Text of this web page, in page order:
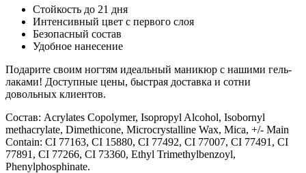
Стойкость до 21 дня
Интенсивный цвет с первого слоя
Безопасный состав
Удобное нанесение
Подарите своим ногтям идеальный маникюр с нашими гель-
лаками! Доступные цены, быстрая доставка и сотни
довольных клиентов.
Состав: Acrylates Copolymer, Isopropyl Alcohol, Isobornyl
methacrylate, Dimethicone, Microcrystalline Wax, Mica, +/- Main
Contain: CI 77163, CI 15880, CI 77492, CI 77007, CI 77491, CI
77891, CI 77266, CI 73360, Ethyl Trimethylbenzoyl,
Phenylphosphinate.